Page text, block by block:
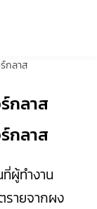
กลาส
กลาส
กลาส
ผู้ทำงาน
รายจากผง